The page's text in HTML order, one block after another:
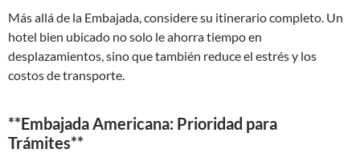
Más allá de la Embajada, considere su itinerario completo. Un
hotel bien ubicado no solo le ahorra tiempo en
desplazamientos, sino que también reduce el estrés y los
costos de transporte.
**Embajada Americana: Prioridad para
Trámites**